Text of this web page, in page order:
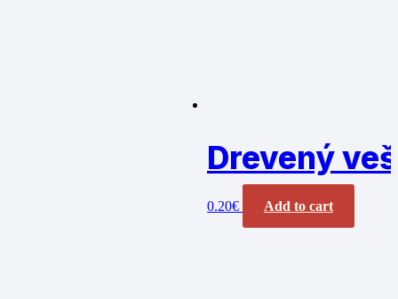
Drevený
0.20€ Add to cart